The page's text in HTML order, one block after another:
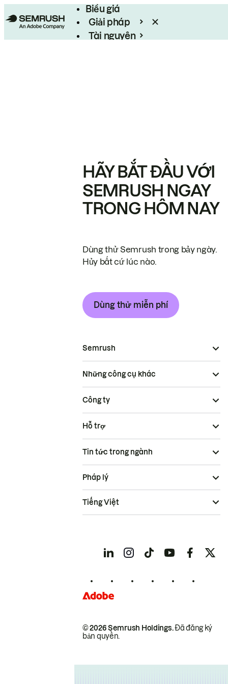
Biểu giá
Giải pháp
Tài nguyên
HÃY BẮT ĐẦU VỚI
SEMRUSH NGAY
TRONG HÔM NAY
Dùng thử Semrush trong bảy ngày.
Hủy bất cứ lúc nào.
Dùng thử miễn phí
Semrush
Những công cụ khác
Công ty
Hỗ trợ
Tin tức trong ngành
© 2026 Semrush Holdings.Đã đăng ký
bản quyền.
Pháp lý
Tiếng Việt